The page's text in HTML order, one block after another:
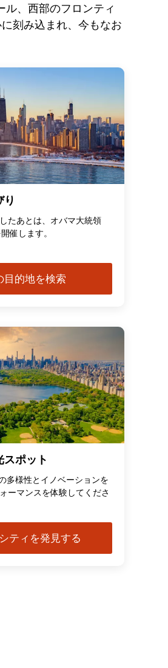
、西部のフロンティ
刻み込まれ、今もなお
り
たあとは、オバマ大統領
催します。
目的地を検索
スポット
多様性とイノベーションを
ーマンスを体験してくださ
ティを発見する